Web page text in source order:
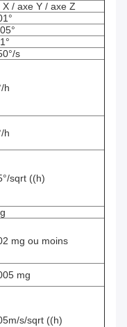
X / axe Y / axe Z
s
h
h
sqrt ((h)
mg ou moins
mg
s/sqrt ((h)